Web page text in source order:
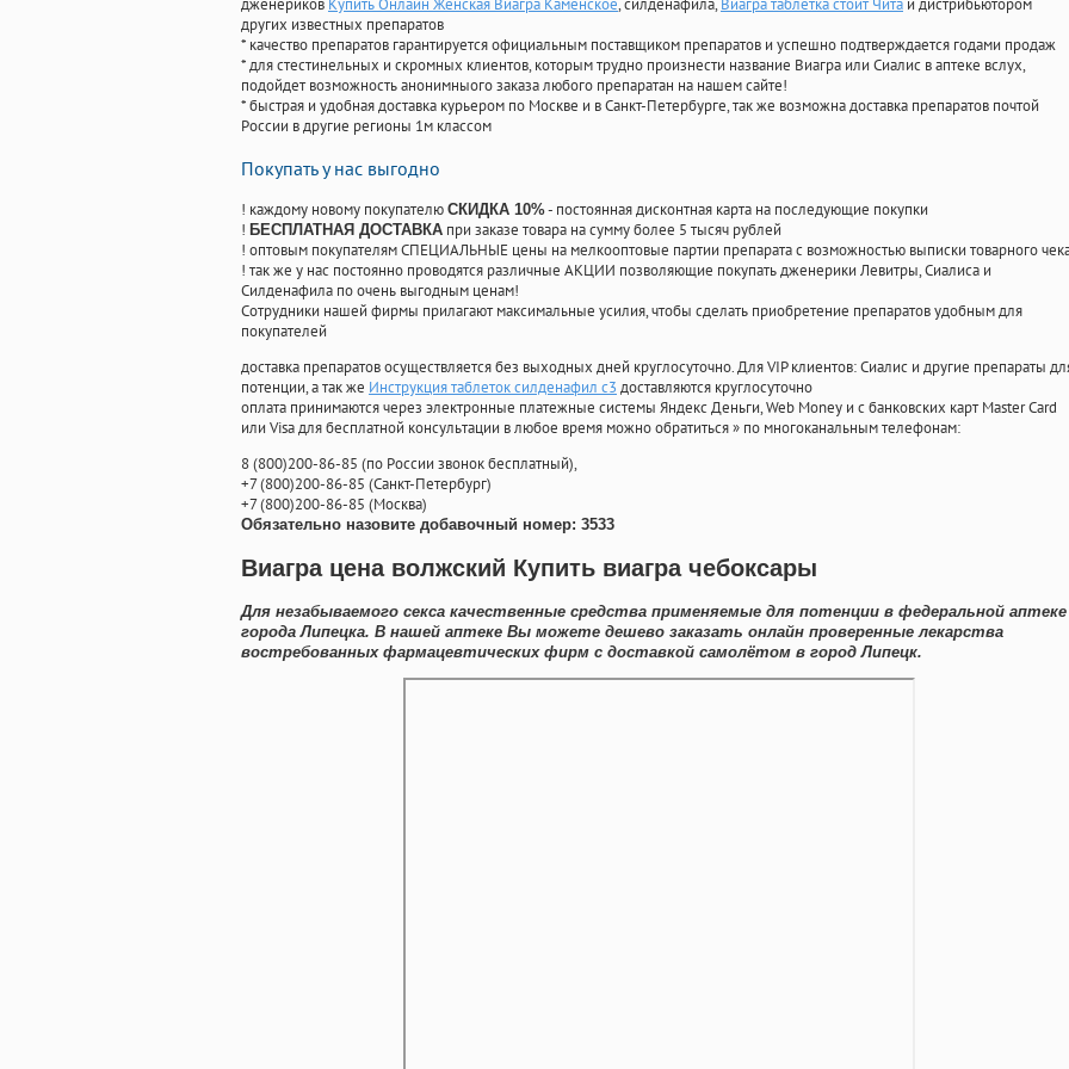
дженериков Купить Онлайн Женская Виагра Каменское, силденафила, Виагра таблетка стоит Чита и дистрибьютором
других известных препаратов
* качество препаратов гарантируется официальным поставщиком препаратов и успешно подтверждается годами продаж
* для стестинельных и скромных клиентов, которым трудно произнести название Виагра или Сиалис в аптеке вслух,
подойдет возможность анонимныого заказа любого препаратан на нашем сайте!
* быстрая и удобная доставка курьером по Москве и в Санкт-Петербурге, так же возможна доставка препаратов почтой
России в другие регионы 1м классом
Покупать у нас выгодно
! каждому новому покупателю СКИДКА 10%- постоянная дисконтная карта на последующие покупки
! БЕСПЛАТНАЯ ДОСТАВКА при заказе товара на сумму более 5 тысяч рублей
! оптовым покупателям СПЕЦИАЛЬНЫЕ цены на мелкооптовые партии препарата с возможностью выписки товарного
! так же у нас постоянно проводятся различные АКЦИИ позволяющие покупать дженерики Левитры, Сиалиса и
Силденафила по очень выгодным ценам!
Cотрудники нашей фирмы прилагают максимальные усилия, чтобы сделать приобретение препаратов удобным для
покупателей
доставка препаратов осуществляется без выходных дней круглосуточно. Для VIP клиентов: Сиалис и другие препараты
потенции, а так же Инструкция таблеток силденафил с3 доставляются круглосуточно
оплата принимаются через электронные платежные системы Яндекс Деньги, Web Money и с банковских карт Master Card
или Visa для бесплатной консультации в любое время можно обратиться» по многоканальным телефонам:
8(800)200-86-85 (по России звонок бесплатный),
+7(800)200-86-85 (Санкт-Петербург)
+7(800)200-86-85 (Москва)
Обязательно назовите добавочный номер: 3533
Виагра цена волжский Купить виагра чебоксары
Для незабываемого секса качественные средства применяемые для потенции в федеральной аптеке
города Липецка. В нашей аптеке Вы можете дешево заказать онлайн проверенные лекарства
востребованных фармацевтических фирм с доставкой самолётом в город Липецк.